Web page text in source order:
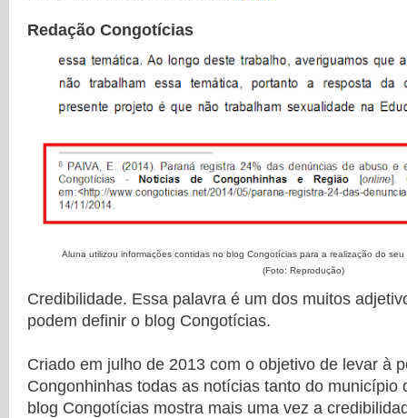
Redação Congotícias
Aluna utilizou informações contidas no blog Congotícias para a realização do
(Foto: Reprodução)
Credibilidade. Essa palavra é um dos muitos
podem definir o blog Congotícias.
Criado em julho de 2013 com o objetivo de levar à
Congonhinhas todas as notícias tanto do município
blog Congotícias mostra mais uma vez a